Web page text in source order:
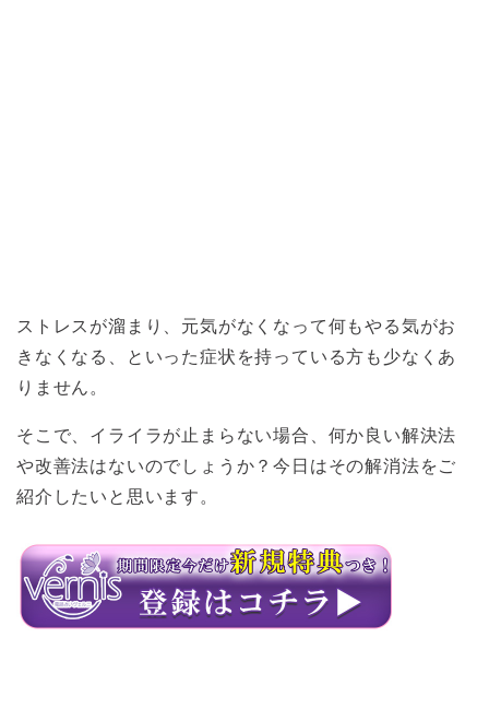
ストレスが溜まり、元気がなくなって何もやる気がお
きなくなる、といった症状を持っている方も少なくあ
りません。
そこで、イライラが止まらない場合、何か良い解決法
や改善法はないのでしょうか？今日はその解消法をご
紹介したいと思います。